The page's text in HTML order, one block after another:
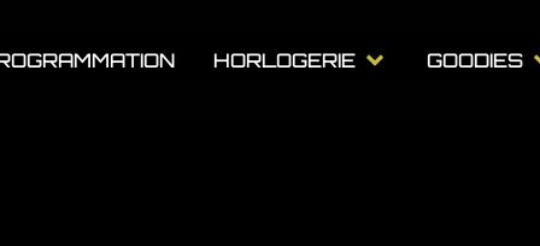
HORLOGERIE Open GOODIES